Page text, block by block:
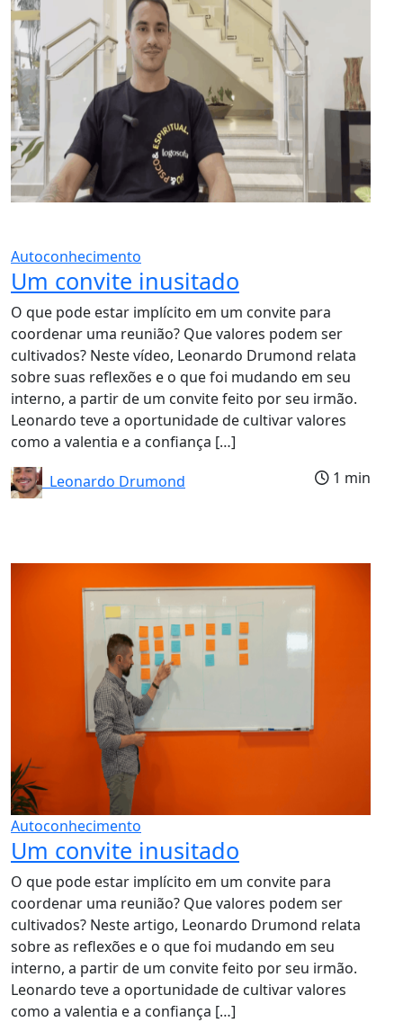
Autoconhecimento
Um convite inusitado
O que pode estar implícito em um convite para
coordenar uma reunião? Que valores podem ser
cultivados? Neste vídeo, Leonardo Drumond relata
sobre suas reflexões e o que foi mudando em seu
interno, a partir de um convite feito por seu irmão.
Leonardo teve a oportunidade de cultivar valores
como a valentia e a confiança […]
Leonardo Drumond
1 min
Autoconhecimento
Um convite inusitado
O que pode estar implícito em um convite para
coordenar uma reunião? Que valores podem ser
cultivados? Neste artigo, Leonardo Drumond relata
sobre as reflexões e o que foi mudando em seu
interno, a partir de um convite feito por seu irmão.
Leonardo teve a oportunidade de cultivar valores
como a valentia e a confiança […]